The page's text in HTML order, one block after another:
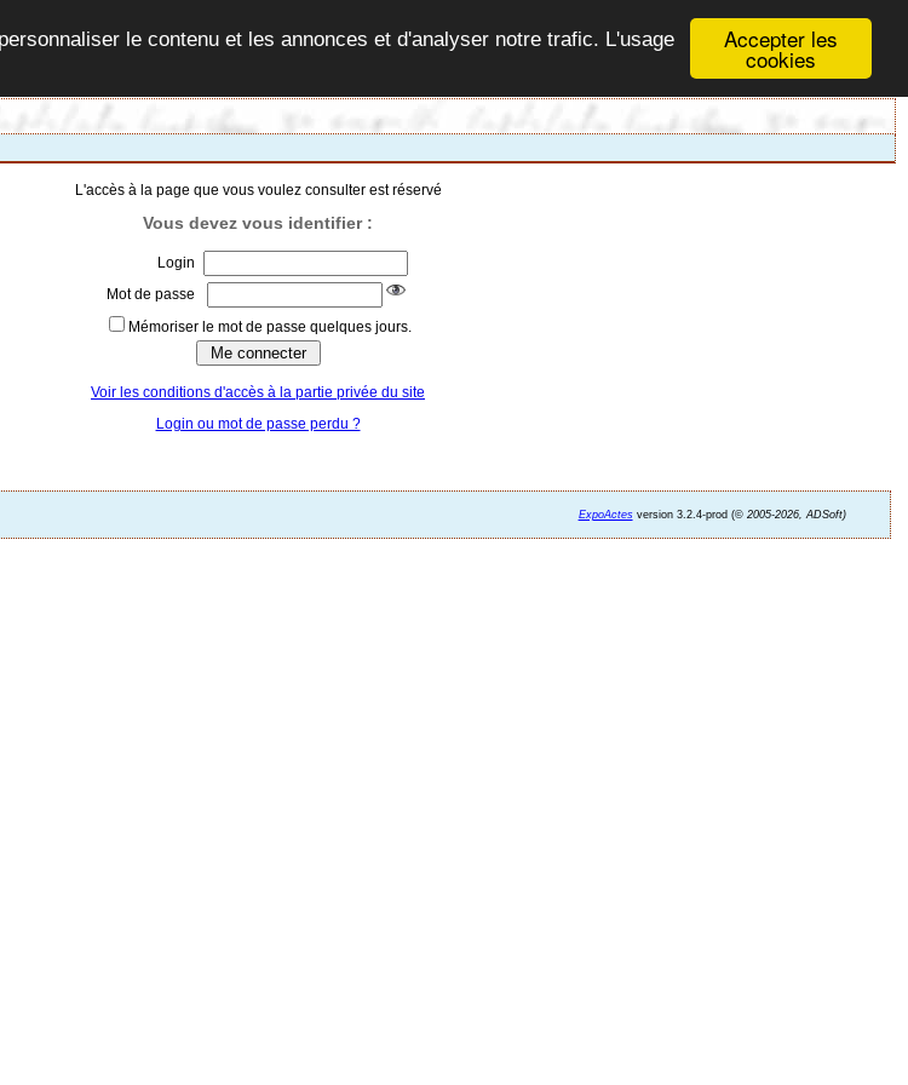
Accepter les
cookies
le contenu et les annonces et d'analyser notre trafic. L'usage
L'accès à la page que vous voulez consulter est réservé
Vous devez vous identifier :
Login
Mot de passe
Mémoriser le mot de passe quelques jours.
Voir les conditions d'accès à la partie privée du site
Login ou mot de passe perdu ?
ExpoActesversion 3.2.4-prod (©2005-2026, ADSoft)